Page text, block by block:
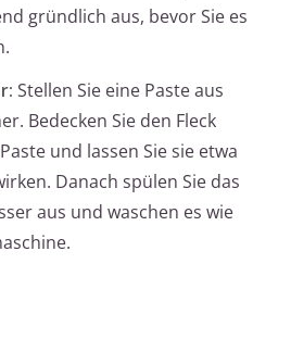
gründlich aus, bevor Sie es
Stellen Sie eine Paste aus
Bedecken Sie den Fleck
und lassen Sie sie etwa
Danach spülen Sie das
aus und waschen es wie